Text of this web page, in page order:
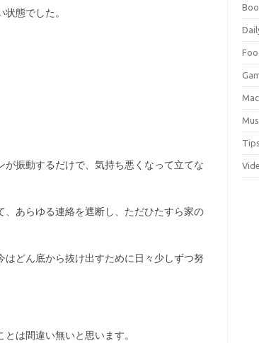
態でした。
振動するだけで、気持ち悪くなって立てな
あらゆる連絡を遮断し、ただひたすら家の
どん底から抜け出すために日々少しずつ努
は間違い無いと思います。
Mac
Tips